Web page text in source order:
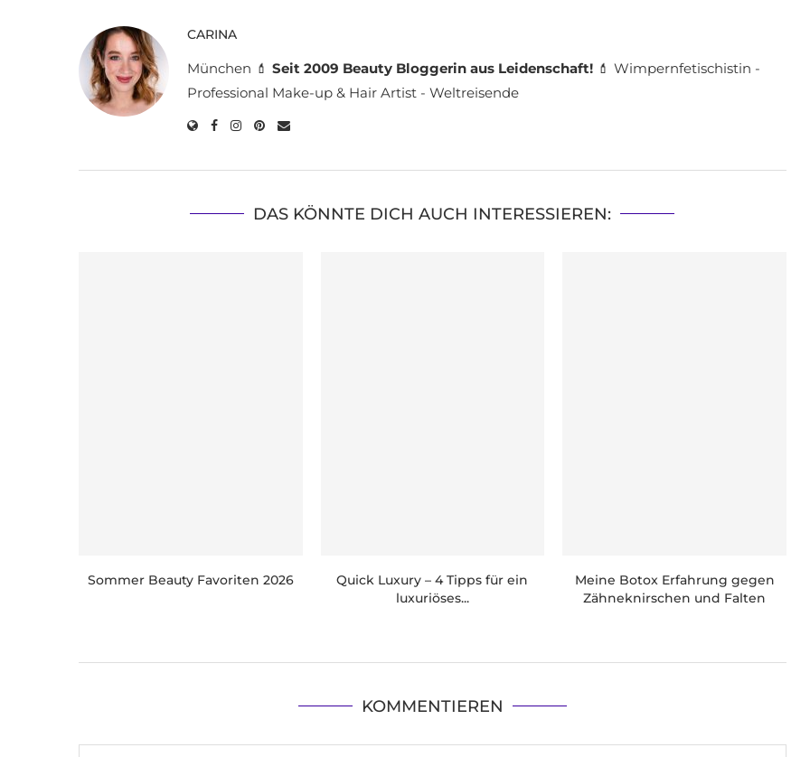
CARINA
München 💄 Seit 2009 Beauty Bloggerin aus Leidenschaft! 💄 Wimpernfetischistin -
Professional Make-up & Hair Artist - Weltreisende
DAS KÖNNTE DICH AUCH INTERESSIEREN:
Sommer Beauty Favoriten 2026
Quick Luxury – 4 Tipps für ein
luxuriöses...
Meine Botox Erfahrung gegen
Zähneknirschen und Falten
KOMMENTIEREN